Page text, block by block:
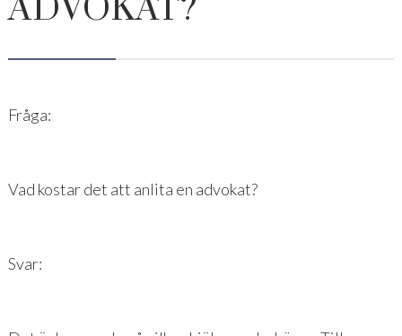
ADVOKAT?
Fråga:
Vad kostar det att anlita en advokat?
Svar: